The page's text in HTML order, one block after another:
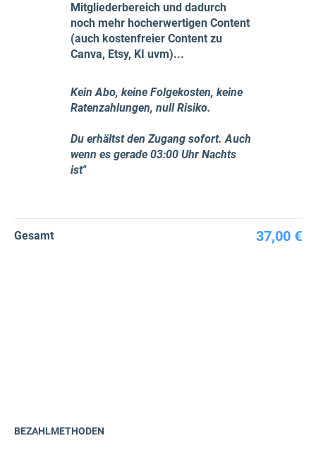
Mitgliederbereich und dadurch
noch mehr hocherwertigen Content
(auch kostenfreier Content zu
Canva, Etsy, KI uvm)...
Kein Abo, keine Folgekosten, keine
Ratenzahlungen, null Risiko.
Du erhältst den Zugang sofort. Auch
wenn es gerade 03:00 Uhr Nachts
ist"
Gesamt 37,00 €
BEZAHLMETHODEN